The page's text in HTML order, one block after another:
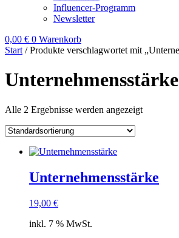
Influencer-Programm
Newsletter
0,00 € 0 Warenkorb
Start / Produkte verschlagwortet mit
Unternehmensstärke
Alle 2 Ergebnisse werden angezeigt
Unternehmensstärke
19,00 €
inkl. 7 % MwSt.